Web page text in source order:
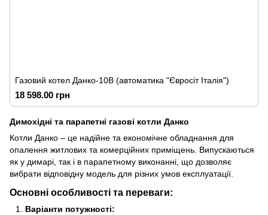
Газовий котел Данко-10В (автоматика "Євросіт Італія")
18 598.00 грн
Димохідні та парапетні газові котли Данко
Котли Данко – це надійне та економічне обладнання для
опалення житлових та комерційних приміщень. Випускаються
як у димарі, так і в парапетному виконанні, що дозволяє
вибрати відповідну модель для різних умов експлуатації.
Основні особливості та переваги:
Варіанти потужності: